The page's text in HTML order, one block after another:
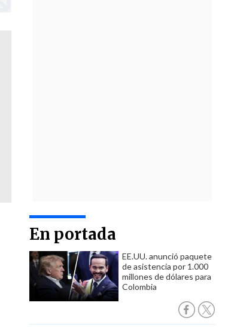
En portada
EE.UU. anunció paquete
de asistencia por 1.000
millones de dólares para
Colombia